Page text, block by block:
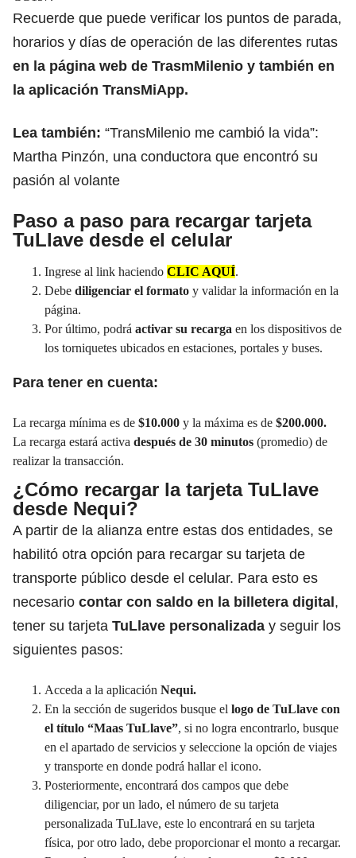
Recuerde que puede verificar los puntos de parada,
horarios y días de operación de las diferentes rutas
en la página web de TrasmMilenio y también en
la aplicación TransMiApp.
Lea también: “TransMilenio me cambió la vida”:
Martha Pinzón, una conductora que encontró su
pasión al volante
Paso a paso para recargar tarjeta
TuLlave desde el celular
Ingrese al link haciendo CLIC AQUÍ.
Debe diligenciar el formato y validar la información en la
página.
Por último, podrá activar su recarga en los dispositivos de
los torniquetes ubicados en estaciones, portales y buses.
Para tener en cuenta:
La recarga mínima es de $10.000 y la máxima es de $200.000.
La recarga estará activa después de 30 minutos (promedio) de
realizar la transacción.
¿Cómo recargar la tarjeta TuLlave
desde Nequi?
A partir de la alianza entre estas dos entidades, se
habilitó otra opción para recargar su tarjeta de
transporte público desde el celular. Para esto es
necesario contar con saldo en la billetera digital,
tener su tarjeta TuLlave personalizada y seguir los
siguientes pasos:
Acceda a la aplicación Nequi.
En la sección de sugeridos busque el logo de TuLlave con
el título “Maas TuLlave”, si no logra encontrarlo, busque
en el apartado de servicios y seleccione la opción de viajes
y transporte en donde podrá hallar el icono.
Posteriormente, encontrará dos campos que debe
diligenciar, por un lado, el número de su tarjeta
personalizada TuLlave, este lo encontrará en su tarjeta
física, por otro lado, debe proporcionar el monto a recargar.